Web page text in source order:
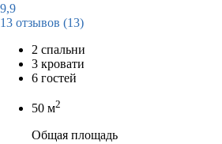
9,9
13 отзывов (13)
2 спальни
3 кровати
6 гостей
50 м2
Общая площадь